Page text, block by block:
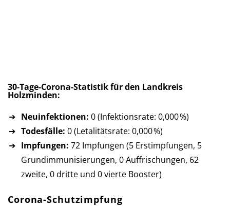
30-Tage-Corona-Statistik für den Landkreis
Holzminden:
Neuinfektionen: 0 (Infektionsrate: 0,000 %)
Todesfälle: 0 (Letalitätsrate: 0,000 %)
Impfungen: 72 Impfungen (5 Erst­imp­fun­gen, 5
Grund­im­mu­ni­sie­run­gen, 0 Auf­fri­schun­gen, 62
zweite, 0 dritte und 0 vierte Booster)
Corona-Schutzimpfung